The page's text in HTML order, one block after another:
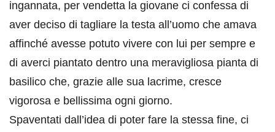
ingannata, per vendetta la giovane ci confessa di
aver deciso di tagliare la testa all’uomo che amava
affinché avesse potuto vivere con lui per sempre e
di averci piantato dentro una meravigliosa pianta di
basilico che, grazie alle sua lacrime, cresce
vigorosa e bellissima ogni giorno.
Spaventati dall’idea di poter fare la stessa fine, ci